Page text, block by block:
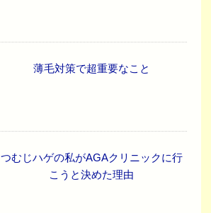
薄毛対策で超重要なこと
つむじハゲの私がAGAクリニックに行
こうと決めた理由